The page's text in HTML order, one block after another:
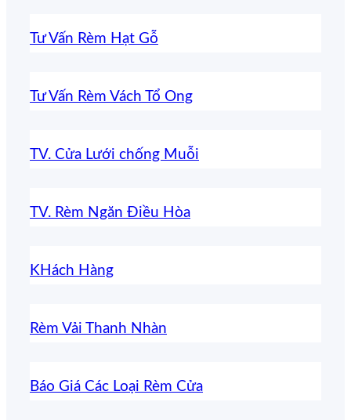
Tư Vấn Rèm Hạt Gỗ
Tư Vấn Rèm Vách Tổ Ong
TV. Cửa Lưới chống Muỗi
TV. Rèm Ngăn Điều Hòa
KHách Hàng
Rèm Vải Thanh Nhàn
Báo Giá Các Loại Rèm Cửa